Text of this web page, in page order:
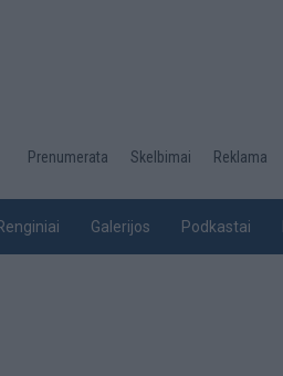
Desktop
top
Prenumerata Skelbimai Reklama
Galerijos Podkastai